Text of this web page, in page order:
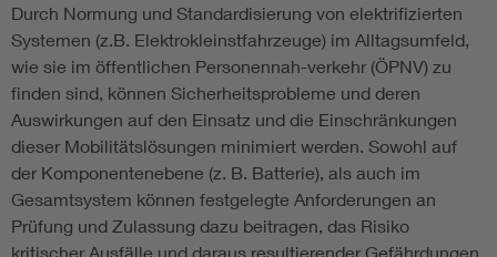
Durch Normung und Standardisierung von elektrifizierten
Systemen (z.B. Elektrokleinstfahrzeuge) im Alltagsumfeld,
wie sie im öffentlichen Personennah-verkehr (ÖPNV) zu
finden sind, können Sicherheitsprobleme und deren
Auswirkungen auf den Einsatz und die Einschränkungen
dieser Mobilitätslösungen minimiert werden. Sowohl auf
der Komponentenebene (z. B. Batterie), als auch im
Gesamtsystem können festgelegte Anforderungen an
Prüfung und Zulassung dazu beitragen, das Risiko
kritischer Ausfälle und daraus resultierender Gefährdungen